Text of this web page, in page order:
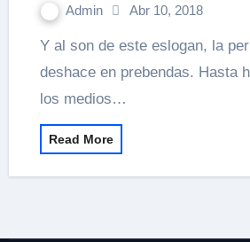
Admin Abr 10, 2018
Y al son de este eslogan, la perroflautada de
deshace en prebendas. Hasta
los medios…
Read More